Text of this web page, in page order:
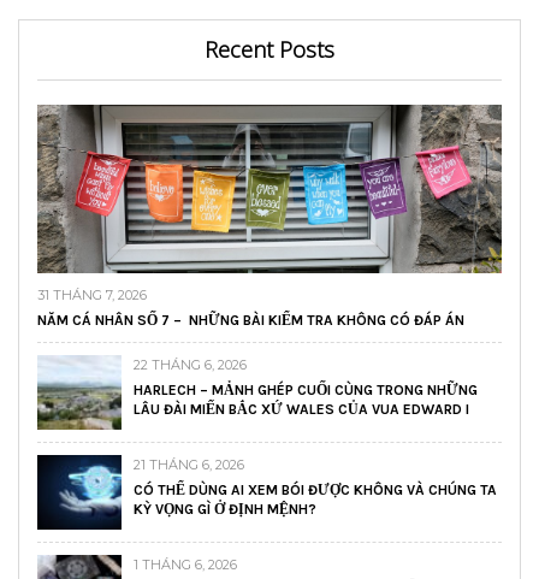
Recent Posts
31 THÁNG 7, 2026
NĂM CÁ NHÂN SỐ 7 – NHỮNG BÀI KIỂM TRA KHÔNG CÓ ĐÁP ÁN
22 THÁNG 6, 2026
HARLECH – MẢNH GHÉP CUỐI CÙNG TRONG NHỮNG
LÂU ĐÀI MIẾN BẮC XỨ WALES CỦA VUA EDWARD I
21 THÁNG 6, 2026
CÓ THỂ DÙNG AI XEM BÓI ĐƯỢC KHÔNG VÀ CHÚNG TA
KỲ VỌNG GÌ Ở ĐỊNH MỆNH?
1 THÁNG 6, 2026